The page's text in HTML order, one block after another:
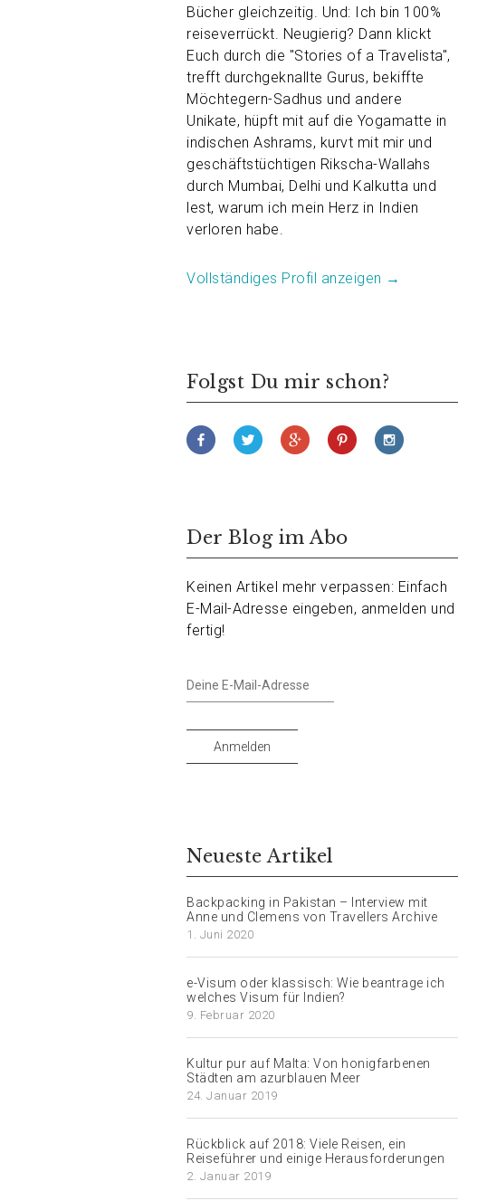
Bücher gleichzeitig. Und: Ich bin 100%
reiseverrückt. Neugierig? Dann klickt
Euch durch die "Stories of a Travelista",
trefft durchgeknallte Gurus, bekiffte
Möchtegern-Sadhus und andere
Unikate, hüpft mit auf die Yogamatte in
indischen Ashrams, kurvt mit mir und
geschäftstüchtigen Rikscha-Wallahs
durch Mumbai, Delhi und Kalkutta und
lest, warum ich mein Herz in Indien
verloren habe.
Vollständiges Profil anzeigen →
Folgst Du mir schon?
Der Blog im Abo
Keinen Artikel mehr verpassen: Einfach
E-Mail-Adresse eingeben, anmelden und
fertig!
Deine
E-
Adresse
Anmelden
Neueste Artikel
Backpacking in Pakistan – Interview mit
Anne und Clemens von Travellers Archive
1. Juni 2020
e-Visum oder klassisch: Wie beantrage ich
welches Visum für Indien?
9. Februar 2020
Kultur pur auf Malta: Von honigfarbenen
Städten am azurblauen Meer
24. Januar 2019
Rückblick auf 2018: Viele Reisen, ein
Reiseführer und einige Herausforderungen
2. Januar 2019